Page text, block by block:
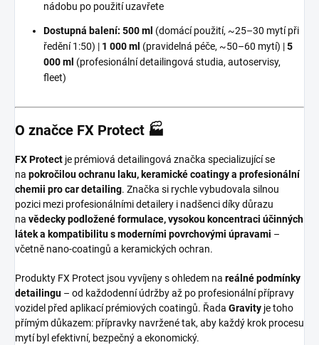
nádobu po použití uzavřete
Dostupná balení: 500 ml (domácí použití, ~25–30 mytí při
ředění 1:50) | 1 000 ml (pravidelná péče, ~50–60 mytí) |5
000 ml (profesionální detailingová studia, autoservisy,
fleet)
O značce FX Protect 🏭
FX Protect je prémiová detailingová značka specializující se
na pokročilou ochranu laku, keramické coatingy a profesionální
chemii pro car detailing. Značka si rychle vybudovala silnou
pozici mezi profesionálními detailery i nadšenci díky důrazu
na vědecky podložené formulace, vysokou koncentraci účinných
látek a kompatibilitu s moderními povrchovými úpravami –
včetně nano-coatingů a keramických ochran.
Produkty FX Protect jsou vyvíjeny s ohledem na reálné podmínky
detailingu – od každodenní údržby až po profesionální přípravy
vozidel před aplikací prémiových coatingů. Řada Gravity je toho
přímým důkazem: přípravky navržené tak, aby každý krok procesu
mytí byl efektivní, bezpečný a ekonomický.